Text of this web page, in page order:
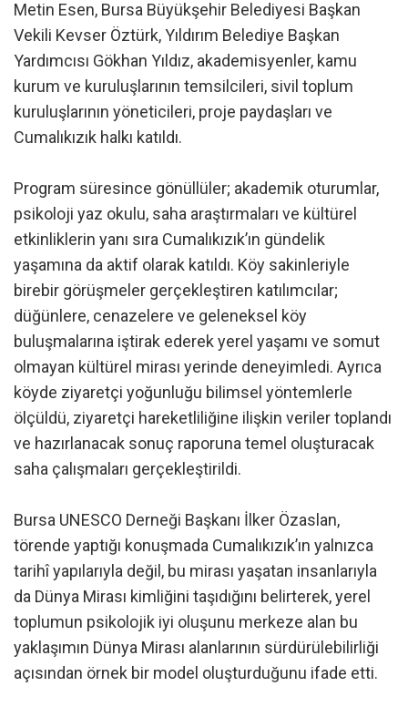
Metin Esen, Bursa Büyükşehir Belediyesi Başkan
Vekili Kevser Öztürk, Yıldırım Belediye Başkan
Yardımcısı Gökhan Yıldız, akademisyenler, kamu
kurum ve kuruluşlarının temsilcileri, sivil toplum
kuruluşlarının yöneticileri, proje paydaşları ve
Cumalıkızık halkı katıldı.
Program süresince gönüllüler; akademik oturumlar,
psikoloji yaz okulu, saha araştırmaları ve kültürel
etkinliklerin yanı sıra Cumalıkızık’ın gündelik
yaşamına da aktif olarak katıldı. Köy sakinleriyle
birebir görüşmeler gerçekleştiren katılımcılar;
düğünlere, cenazelere ve geleneksel köy
buluşmalarına iştirak ederek yerel yaşamı ve somut
olmayan kültürel mirası yerinde deneyimledi. Ayrıca
köyde ziyaretçi yoğunluğu bilimsel yöntemlerle
ölçüldü, ziyaretçi hareketliliğine ilişkin veriler toplandı
ve hazırlanacak sonuç raporuna temel oluşturacak
saha çalışmaları gerçekleştirildi.
Bursa UNESCO Derneği Başkanı İlker Özaslan,
törende yaptığı konuşmada Cumalıkızık’ın yalnızca
tarihî yapılarıyla değil, bu mirası yaşatan insanlarıyla
da Dünya Mirası kimliğini taşıdığını belirterek, yerel
toplumun psikolojik iyi oluşunu merkeze alan bu
yaklaşımın Dünya Mirası alanlarının sürdürülebilirliği
açısından örnek bir model oluşturduğunu ifade etti.